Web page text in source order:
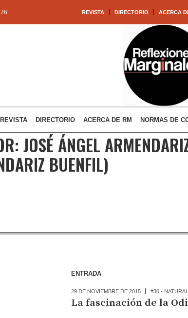
REVISTA DIRECTORIO ACERCA
REVISTA DIRECTORIO ACERCA DE RM NORMAS DE
JOSÉ ÁNGEL
BUENFIL)
ENTRADA
29 DE NOVIEMBRE DE 2015 #30 -
La fascinación de la